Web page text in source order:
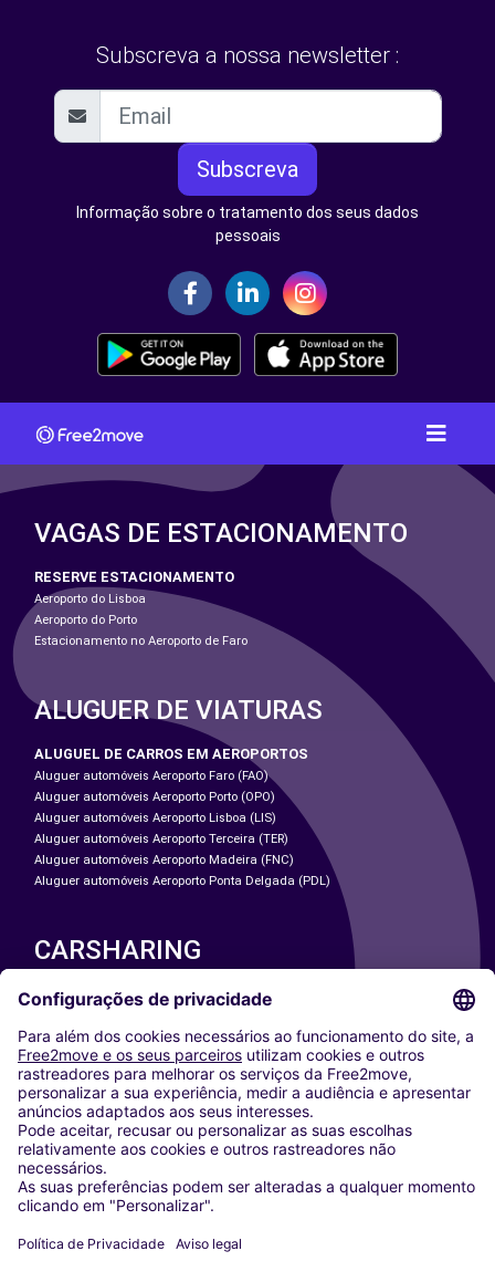
Subscreva a nossa newsletter :
Subscreva
Informação sobre o tratamento dos seus dados
pessoais
VAGAS DE ESTACIONAMENTO
RESERVE ESTACIONAMENTO
Aeroporto do Lisboa
Aeroporto do Porto
Estacionamento no Aeroporto de Faro
ALUGUER DE VIATURAS
ALUGUEL DE CARROS EM AEROPORTOS
Aluguer automóveis Aeroporto Faro (FAO)
Aluguer automóveis Aeroporto Porto (OPO)
Aluguer automóveis Aeroporto Lisboa (LIS)
Aluguer automóveis Aeroporto Terceira (TER)
Aluguer automóveis Aeroporto Madeira (FNC)
Aluguer automóveis Aeroporto Ponta Delgada (PDL)
CARSHARING
NOSSAS CIDADES
Washington DC
Milan
Rome
Turin
Vienna
Berlin
Cologne
Dusseldorf
Frankfurt
Munich